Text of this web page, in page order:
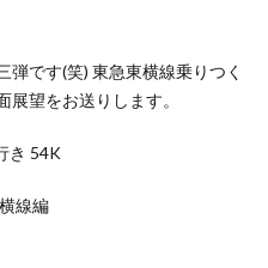
です(笑) 東急東横線乗りつく
展望をお送りします。
き 54K
線編